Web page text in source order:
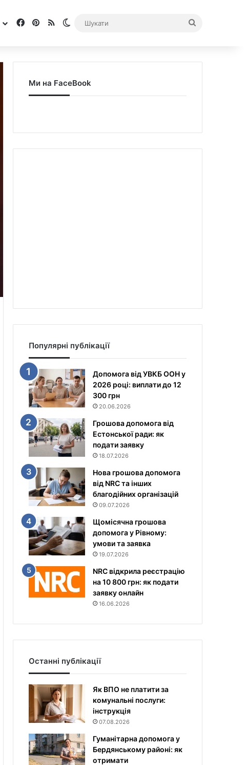
Facebook
Pinterest
RSS Switch skin
Ми на FaceBook
Популярні публікації
Допомога від УВКБ ООН у
2026 році: виплати до 12
300 грн
20.06.2026
Грошова допомога від
Естонської ради: як
подати заявку
18.07.2026
Нова грошова допомога
від NRC та інших
благодійних організацій
09.07.2026
Щомісячна грошова
допомога у Рівному:
умови та заявка
19.07.2026
NRC відкрила реєстрацію
на 10 800 грн: як подати
заявку онлайн
16.06.2026
Останні публікації
Як ВПО не платити за
комунальні послуги:
інструкція
07.08.2026
Гуманітарна допомога у
Бердянському районі: як
отримати